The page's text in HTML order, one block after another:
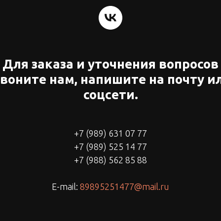
Для заказа и уточнения вопросов
нам, напишите на почту
соцсети.
+7 (989) 631 07 77
+7 (989) 525 14 77
+7 (988) 562 85 88
E-mail: 89895251477@mail.ru